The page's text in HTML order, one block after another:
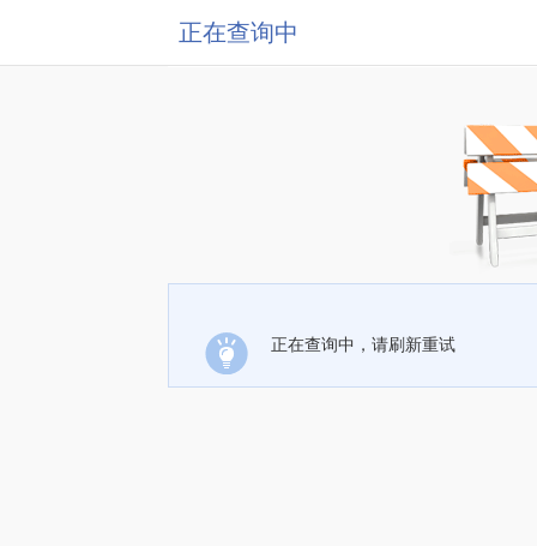
正在查询中
正在查询中，请刷新重试